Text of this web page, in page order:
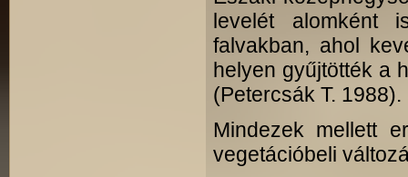
levelét alomként
falvakban, ahol
helyen gyűjtötték a
(Petercsák T. 1988).
Mindezek mellett
vegetációbeli